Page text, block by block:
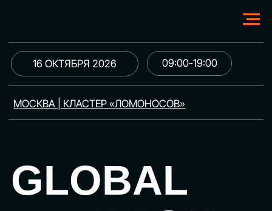
МОСКВА | КЛАСТЕР «ЛОМОНОСОВ»
GLOBAL
TECH
FORUM
09:00-19:00
16 ОКТЯБРЯ 2026